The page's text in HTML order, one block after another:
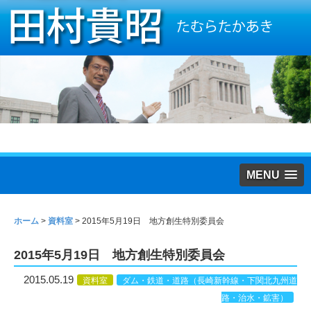
MENU
ホーム > 資料室 > 2015年5月19日 地方創生特別委員会
2015年5月19日 地方創生特別委員会
2015.05.19 資料室
ダム・鉄道・道路（長崎新幹線・下関北九州道
路・治水・鉱害）